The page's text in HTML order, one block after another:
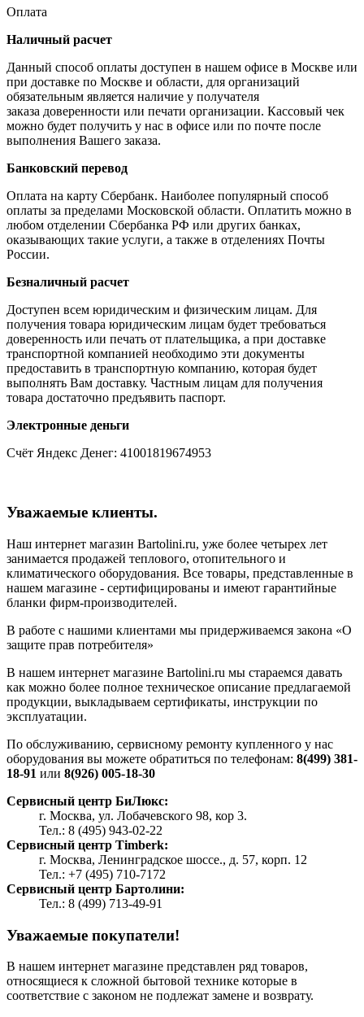
Оплата
Наличный расчет
Данный способ оплаты доступен в нашем офисе в Москве или
при доставке по Москве и области, для организаций
обязательным является наличие у получателя
заказа доверенности или печати организации. Кассовый чек
можно будет получить у нас в офисе или по почте после
выполнения Вашего заказа.
Банковский перевод
Оплата на карту Сбербанк. Наиболее популярный способ
оплаты за пределами Московской области. Оплатить можно в
любом отделении Сбербанка РФ или других банках,
оказывающих такие услуги, а также в отделениях Почты
России.
Безналичный расчет
Доступен всем юридическим и физическим лицам. Для
получения товара юридическим лицам будет требоваться
доверенность или печать от плательщика, а при доставке
транспортной компанией необходимо эти документы
предоставить в транспортную компанию, которая будет
выполнять Вам доставку. Частным лицам для получения
товара достаточно предъявить паспорт.
Электронные деньги
Счёт Яндекс Денег: 41001819674953
Уважаемые клиенты.
Наш интернет магазин Bartolini.ru, уже более четырех лет
занимается продажей теплового, отопительного и
климатического оборудования. Все товары, представленные в
нашем магазине - сертифицированы и имеют гарантийные
бланки фирм-производителей.
В работе с нашими клиентами мы придерживаемся закона «О
защите прав потребителя»
В нашем интернет магазине Bartolini.ru мы стараемся давать
как можно более полное техническое описание предлагаемой
продукции, выкладываем сертификаты, инструкции по
эксплуатации.
По обслуживанию, сервисному ремонту купленного у нас
оборудования вы можете обратиться по телефонам: 8(499) 381-
18-91 или 8(926) 005-18-30
Сервисный центр БиЛюкс:
г. Москва, ул. Лобачевского 98, кор 3.
Тел.: 8 (495) 943-02-22
Сервисный центр Timberk:
г. Москва, Ленинградское шоссе., д. 57, корп. 12
Тел.: +7 (495) 710-7172
Сервисный центр Бартолини:
Тел.: 8 (499) 713-49-91
Уважаемые покупатели!
В нашем интернет магазине представлен ряд товаров,
относящиеся к сложной бытовой технике которые в
соответствие с законом не подлежат замене и возврату.